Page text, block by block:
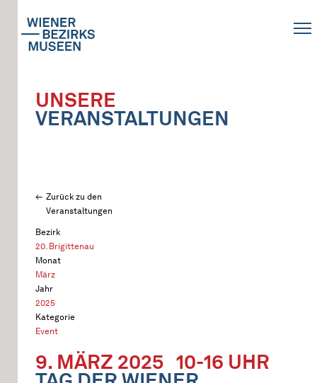
UNSERE
VERANSTALTUNGEN
Zurück zu den
Veranstaltungen
Bezirk
20. Brigittenau
Monat
März
Jahr
2025
Kategorie
Event
9. MÄRZ 2025 10-16 UHR